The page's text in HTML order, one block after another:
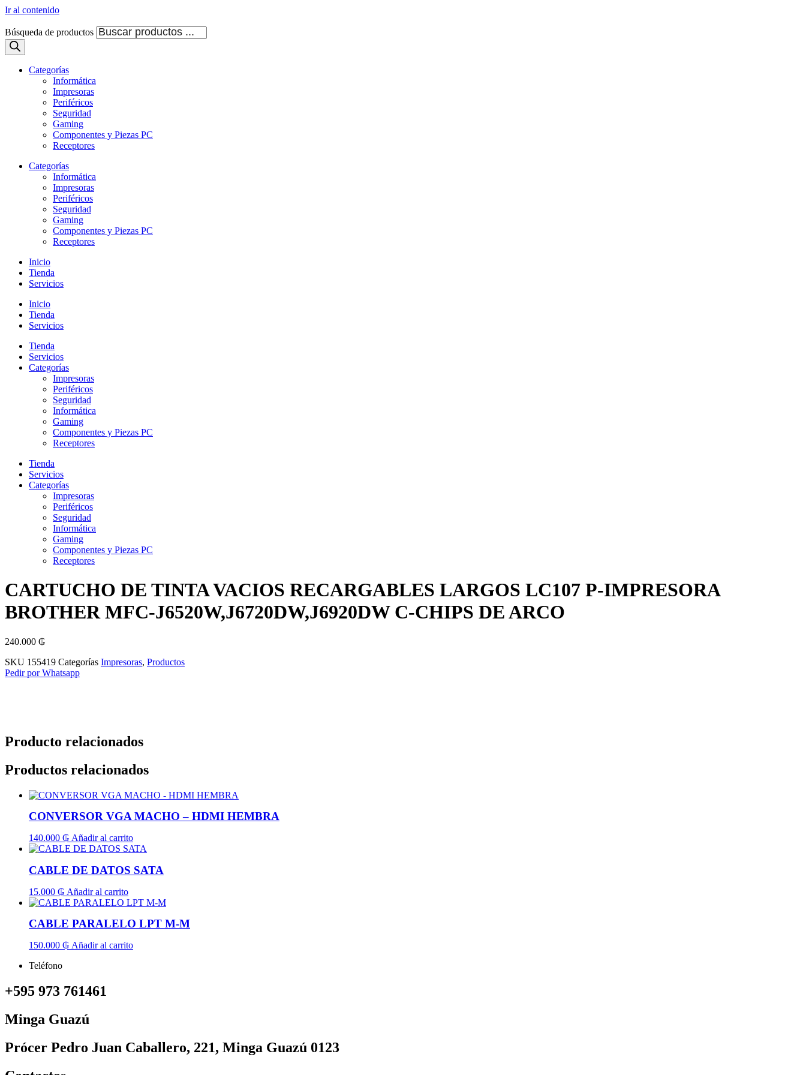
Ir al contenido
Búsqueda de productos
Categorías
Informática
Impresoras
Periféricos
Seguridad
Gaming
Componentes y Piezas PC
Receptores
Categorías
Informática
Impresoras
Periféricos
Seguridad
Gaming
Componentes y Piezas PC
Receptores
Inicio
Tienda
Servicios
Inicio
Tienda
Servicios
Tienda
Servicios
Categorías
Impresoras
Periféricos
Seguridad
Informática
Gaming
Componentes y Piezas PC
Receptores
Tienda
Servicios
Categorías
Impresoras
Periféricos
Seguridad
Informática
Gaming
Componentes y Piezas PC
Receptores
CARTUCHO DE TINTA VACIOS RECARGABLES LARGOS LC107 P-IMPRESORA
BROTHER MFC-J6520W,J6720DW,J6920DW C-CHIPS DE ARCO
240.000 ₲
SKU 155419 Categorías Impresoras, Productos
Pedir por Whatsapp
Producto relacionados
Productos relacionados
CONVERSOR VGA MACHO – HDMI HEMBRA
140.000 ₲ Añadir al carrito
CABLE DE DATOS SATA
15.000 ₲ Añadir al carrito
CABLE PARALELO LPT M-M
150.000 ₲ Añadir al carrito
Teléfono
+595 973 761461
Minga Guazú
Prócer Pedro Juan Caballero, 221, Minga Guazú 0123